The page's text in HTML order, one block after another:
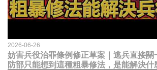
2026-06-26
妨害兵役治罪條例修正草案｜逃兵直接關
防部只能想到這種粗暴修法，是能解決什